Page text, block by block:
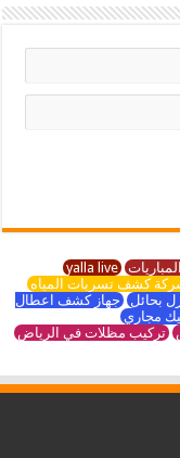
yalla live
كشف تسربات المياه
بحائل جهاز كشف اعطال
مجاري
تركيب مظلات في الرياض